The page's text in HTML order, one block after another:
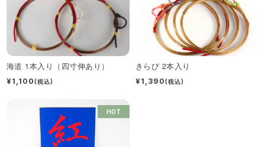
海道 1本入り（四寸伸あり）
¥1,100(税込)
きらび 2本入り
¥1,390(税込)
HOT